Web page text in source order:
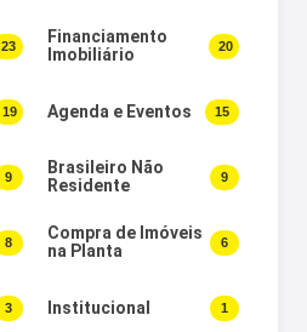
23
Financiamento
Imobiliário
20
19 Agenda e Eventos 15
9
Brasileiro Não
Residente
9
8
Compra de Imóveis
na Planta
6
3 Institucional 1